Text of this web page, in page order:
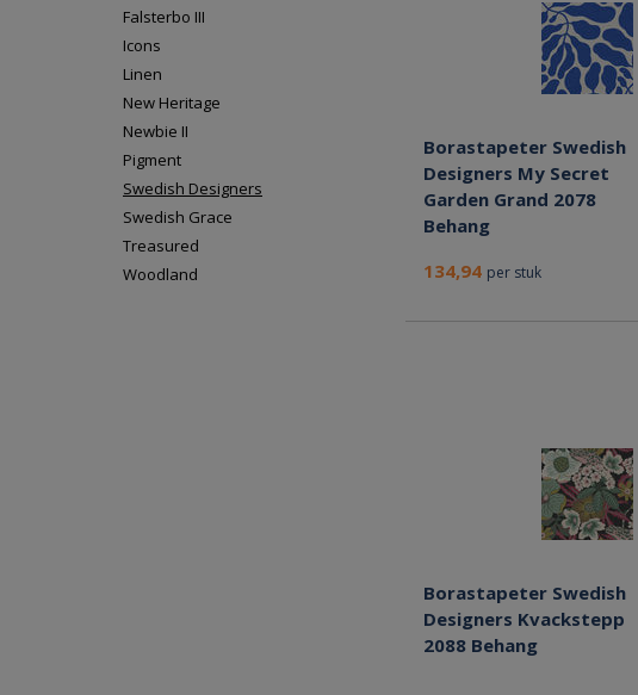
Borastapeter Swedish
Designers My Secret
Garden Grand 2078
Behang
134,94 per stuk
Borastapeter Swedish
Designers Kvackstepp
2088 Behang
Falsterbo III
Icons
Linen
New Heritage
Newbie II
Pigment
Swedish Designers
Swedish Grace
Treasured
Woodland